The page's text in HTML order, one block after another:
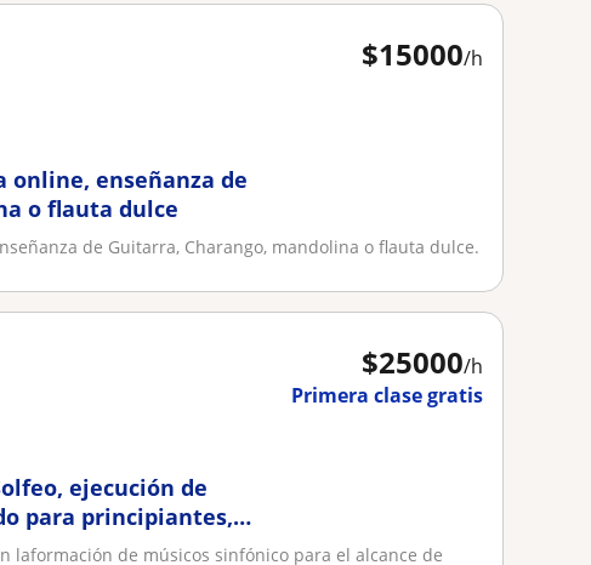
$15000/h
online, enseñanza de
o flauta dulce
de Guitarra, Charango, mandolina o flauta dulce.
$25000/h
Primera clase gratis
ejecución de
para principiantes,
laformación de músicos sinfónico para el alcance de